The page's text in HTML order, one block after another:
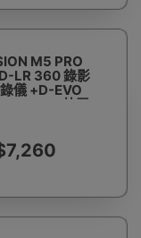
M5 PRO
LR 360 錄影
儀 +D-EVO
外置